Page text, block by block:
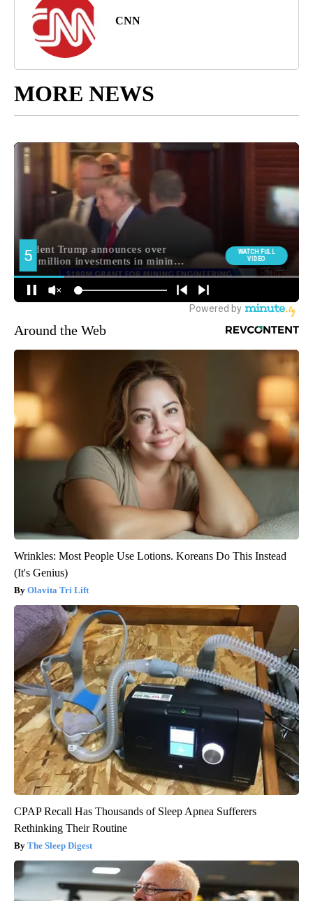
CNN
MORE NEWS
Around the Web
Wrinkles: Most People Use Lotions. Koreans Do This Instead
(It's Genius)
Olavita Tri Lift
CPAP Recall Has Thousands of Sleep Apnea Sufferers
Rethinking Their Routine
The Sleep Digest